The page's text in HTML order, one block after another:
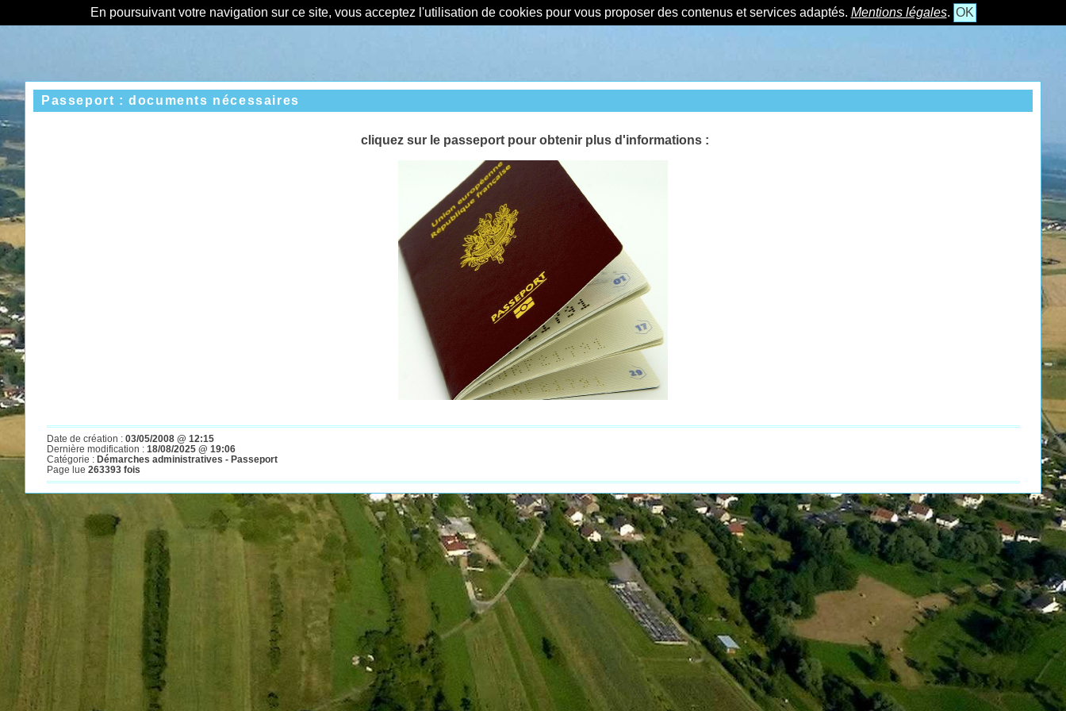
En poursuivant votre navigation sur ce site, vous acceptez l'utilisation de cookies pour vous proposer des contenus et services adaptés. Mentions légales. OK
Passeport : documents nécessaires
cliquez sur le passeport pour obtenir plus d'informations :
Date de création : 03/05/2008 @ 12:15
Dernière modification : 18/08/2025 @ 19:06
Catégorie : Démarches administratives - Passeport
Page lue 263393 fois